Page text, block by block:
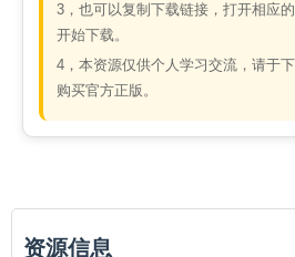
3，也可以复制下载链接，打开相应
开始下载。
4，本资源仅供个人学习交流，请于
购买官方正版。
资源信息